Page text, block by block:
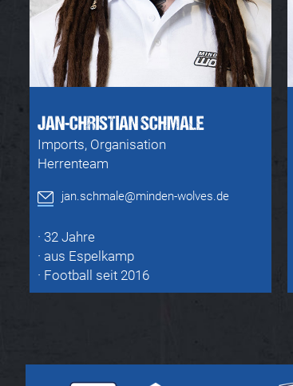
JAN-CHRISTIAN SCHMALE
Imports, Organisation
Herrenteam
jan.schmale@minden-wolves.de
· 32 Jahre
· aus Espelkamp
· Football seit 2016